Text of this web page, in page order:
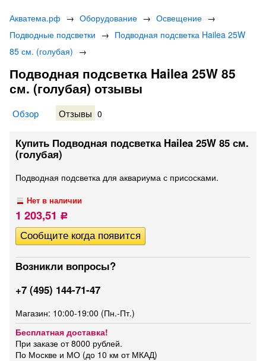
Акватема.рф → Оборудование → Освещение →
Подводные подсветки → Подводная подсветка Hailea 25W
85 см. (голубая) →
Подводная подсветка Hailea 25W 85
см. (голубая) отзывы
Обзор Отзывы 0
Купить Подводная подсветка Hailea 25W 85 см.
(голубая)
Подводная подсветка для аквариума с присосками.
Нет в наличии
1 203,51 Р
Возникли вопросы?
+7 (495) 144-71-47
Магазин: 10:00-19:00 (Пн.-Пт.)
Бесплатная доставка!
При заказе от 8000 рублей.
По Москве и МО (до 10 км от МКАД)